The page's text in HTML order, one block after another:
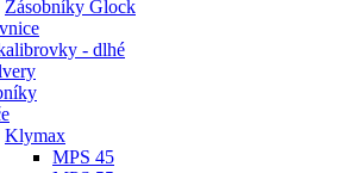
Zásobníky Glock
- dlhé
Klymax
MPS 45